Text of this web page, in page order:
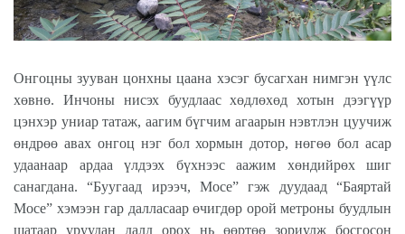
Онгоцны зууван цонхны цаана хэсэг бусагхан нимгэн үүлс
хөвнө. Инчоны нисэх буудлаас хөдлөхөд хотын дээгүүр
цэнхэр униар татаж, аагим бүгчим агаарын нэвтлэн цуучиж
өндрөө авах онгоц нэг бол хормын дотор, нөгөө бол асар
удаанаар ардаа үлдээх бүхнээс аажим хөндийрөх шиг
санагдана. “Буугаад ирээч, Мосе” гэж дуудаад “Баяртай
Мосе” хэмээн гар далласаар өчигдөр орой метроны буудлын
шатаар уруудан далд орох нь өөртөө зориулж босгосон